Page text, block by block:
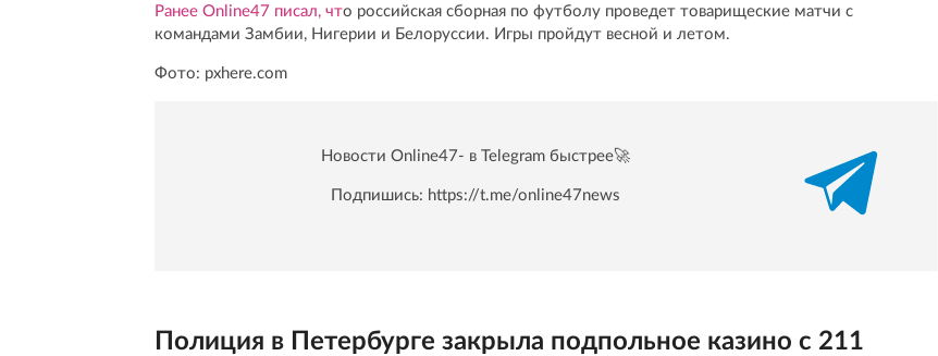
Ранее Online47 писал, что российская сборная по футболу проведет товарищеские матчи с
командами Замбии, Нигерии и Белоруссии. Игры пройдут весной и летом.
Фото: pxhere.com
Новости Online47- в Telegram быстрее🚀
Подпишись: https://t.me/online47news
Полиция в Петербурге закрыла подпольное казино с 211